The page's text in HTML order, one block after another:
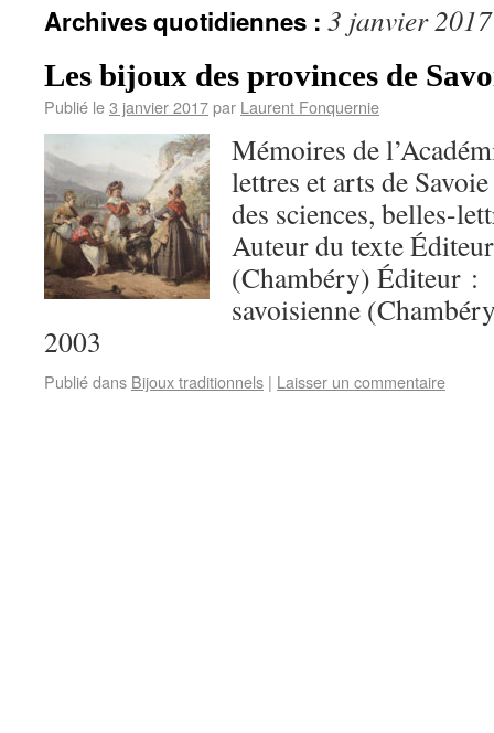
Archives quotidiennes : 3 janvier 2017
Les bijoux des provinces de
Publié le3 janvier 2017par Laurent Fonquernie
Mémoires de
lettres et arts de
des sciences, belles-
Auteur du texte
(Chambéry) Éditeur :
savoisienne
2003
Publié dans Bijoux traditionnels | Laisser un commentaire